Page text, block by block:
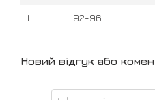
L 92-96
Новий відгук або